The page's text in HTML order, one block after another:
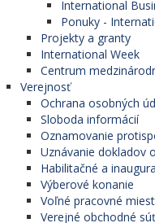
International
Ponuky -
Projekty a granty
International Week
Centrum
Verejnosť
Ochrana osobných
Sloboda informácií
Oznamovanie
Uznávanie dokladov
Habilitačné a
Výberové konanie
Voľné pracovné
Verejné obchodné